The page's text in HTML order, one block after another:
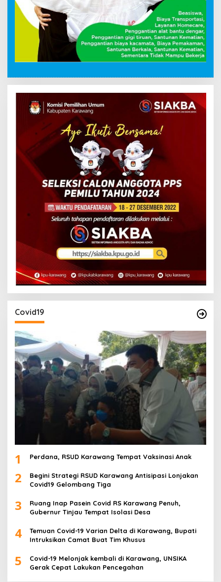
Covid19
1 Perdana, RSUD Karawang Tempat Vaksinasi Anak
2
Begini Strategi RSUD Karawang Antisipasi Lonjakan
Covid19 Gelombang Tiga
3
Ruang Inap Pasein Covid RS Karawang Penuh,
Gubernur Tinjau Tempat Isolasi Desa
4
Temuan Covid-19 Varian Delta di Karawang, Bupati
Intruksikan Camat Buat Tim Khusus
5
Covid-19 Melonjak kembali di Karawang, UNSIKA
Gerak Cepat Lakukan Pencegahan